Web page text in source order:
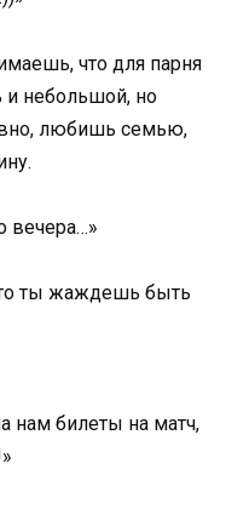
что для парня
и небольшой, но
любишь семью,
вечера…»
ты жаждешь быть
нам билеты на матч,